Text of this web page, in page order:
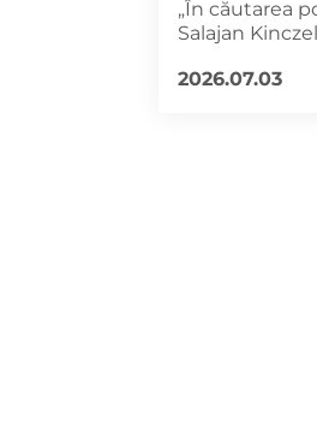
„În căutarea
Salajan
2026.07.03